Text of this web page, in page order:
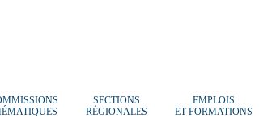
SECTIONS
RÉGIONALES
EMPLOIS
ET FORMATIONS